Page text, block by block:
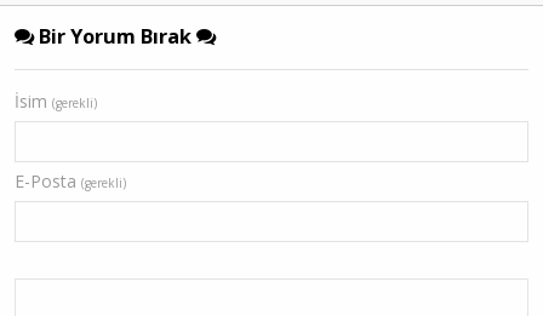
Bir Yorum Bırak
İsim (gerekli)
E-Posta (gerekli)